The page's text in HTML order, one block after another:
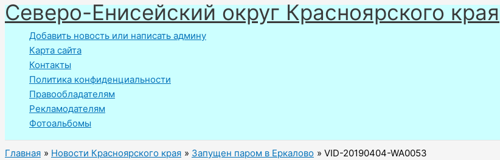
Перейти
к
содержимому
Северо-Енисейский округ Красноярского края
Добавить новость или написать админу
Карта сайта
Контакты
Политика конфиденциальности
Правообладателям
Рекламодателям
Фотоальбомы
Главная Новости Красноярского края Запущен паром в Еркалово VID-20190404-WA0053